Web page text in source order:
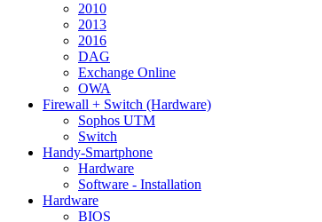
2010
2013
2016
DAG
Exchange Online
OWA
Firewall + Switch (Hardware)
Sophos UTM
Switch
Handy-Smartphone
Hardware
Software - Installation
Hardware
BIOS